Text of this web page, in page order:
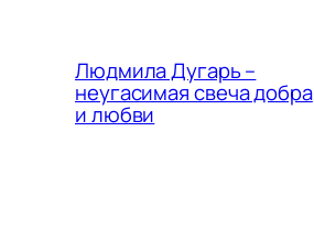
Людмила Дугарь –
неугасимая свеча добра
и любви